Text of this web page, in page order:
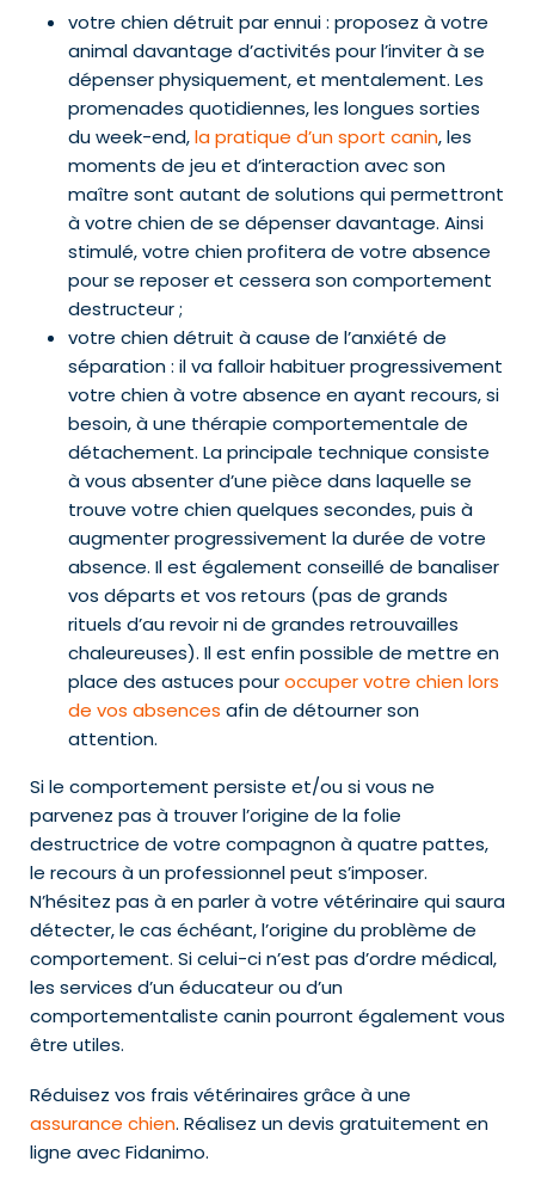
votre chien détruit par ennui : proposez à votre
animal davantage d’activités pour l’inviter à se
dépenser physiquement, et mentalement. Les
promenades quotidiennes, les longues sorties
du week-end,la pratique d’un sport canin, les
moments de jeu et d’interaction avec son
maître sont autant de solutions qui permettront
à votre chien de se dépenser davantage. Ainsi
stimulé, votre chien profitera de votre absence
pour se reposer et cessera son comportement
destructeur ;
votre chien détruit à cause de l’anxiété de
séparation : il va falloir habituer progressivement
votre chien à votre absence en ayant recours, si
besoin, à une thérapie comportementale de
détachement. La principale technique consiste
à vous absenter d’une pièce dans laquelle se
trouve votre chien quelques secondes, puis à
augmenter progressivement la durée de votre
absence. Il est également conseillé de banaliser
vos départs et vos retours (pas de grands
rituels d’au revoir ni de grandes retrouvailles
chaleureuses). Il est enfin possible de mettre en
place des astuces pouroccuper votre chien lors
de vos absences afin de détourner son
attention.
Si le comportement persiste et/ou si vous ne
parvenez pas à trouver l’origine de la folie
destructrice de votre compagnon à quatre pattes,
le recours à un professionnel peut s’imposer.
N’hésitez pas à en parler à votre vétérinaire qui saura
détecter, le cas échéant, l’origine du problème de
comportement. Si celui-ci n’est pas d’ordre médical,
les services d’un éducateur ou d’un
comportementaliste canin pourront également vous
être utiles.
Réduisez vos frais vétérinaires grâce à une
assurance chien. Réalisez un devis gratuitement en
ligne avec Fidanimo.